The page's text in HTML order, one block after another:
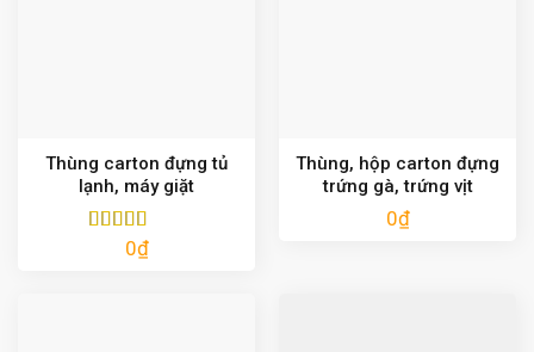
Thùng carton đựng tủ
lạnh, máy giặt
Được xếp
0₫
Thùng, hộp carton đựng
trứng gà, trứng vịt
0₫